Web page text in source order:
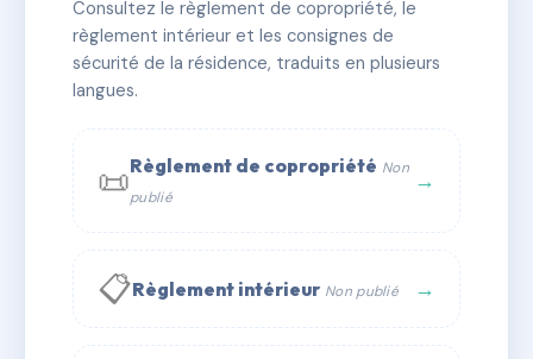
✓ Immatriculée 🏠 6 lots 🏗 1 bâtiment(s)
📞 Contacter Syndic Digital
Consultez le règlement de copropriété, le
règlement intérieur et les consignes de
sécurité de la résidence, traduits en plusieurs
langues.
📜Règlement de copropriété Non
publié
→
📋Règlement intérieur Non publié →